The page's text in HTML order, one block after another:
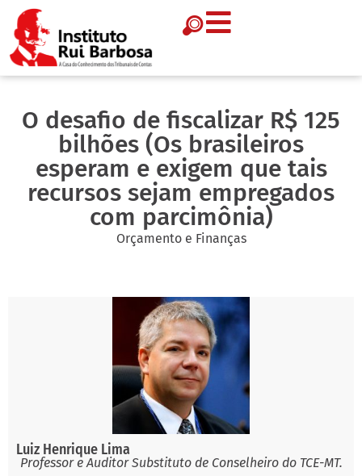
O desafio de fiscalizar R$ 125
bilhões (Os brasileiros
esperam e exigem que tais
recursos sejam empregados
com parcimônia)
Orçamento e Finanças
Luiz Henrique Lima
Professor e Auditor Substituto de Conselheiro do TCE-MT.